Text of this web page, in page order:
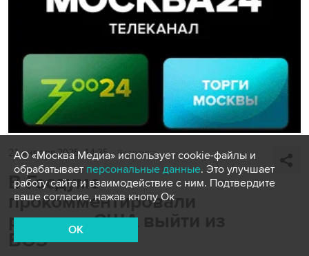
21 января 2025, 14:35 Политика
В Госдуме
прокомментировали
решение США выйти из
ВОЗ
АО «Москва Медиа» использует cookie-файлы и
обрабатывает персональные данные. Это улучшает
работу сайта и взаимодействие с ним. Подтвердите
ваше согласие, нажав кнопу Ок
OK